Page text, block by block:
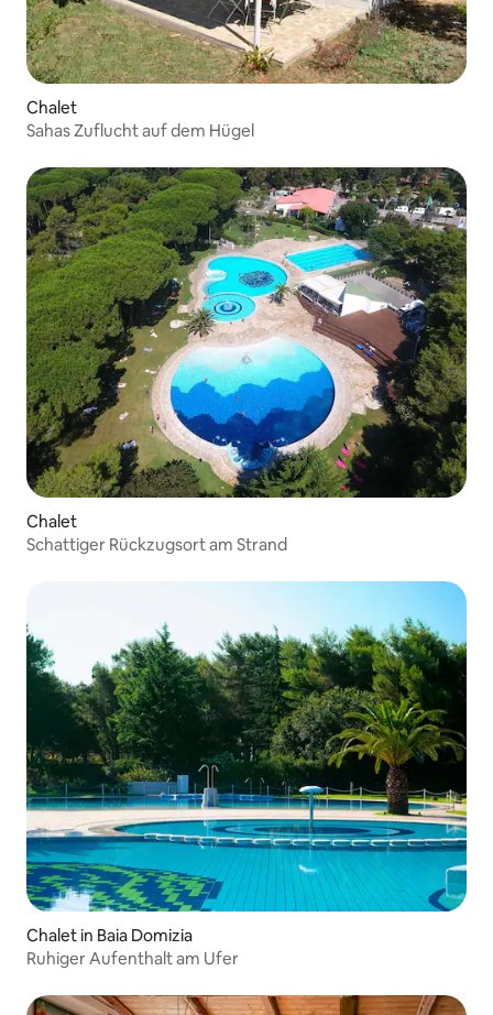
Chalet
Sahas Zuflucht auf dem Hügel
Chalet
Schattiger Rückzugsort am Strand
Chalet in Baia Domizia
Ruhiger Aufenthalt am Ufer